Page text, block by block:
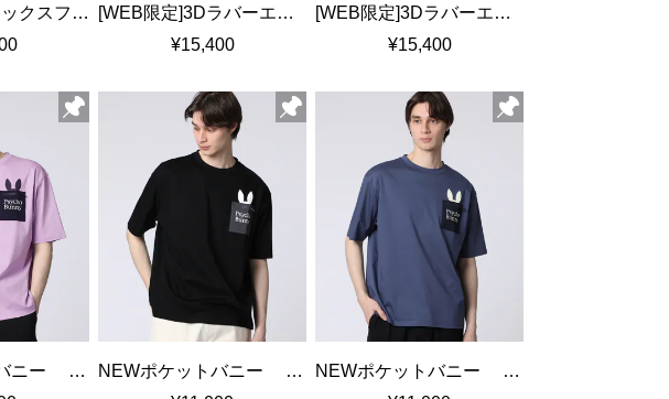
[WEB限定]リラックスフィット ロゴモックネックTシャツ
[WEB限定]3Dラバーエンブレム リラックスフィット7分丈パンツ
¥15,400
[WEB限定]3Dラバーエンブレム リラックスフィット7分丈パンツ
¥15,400
NEWポケットバニー シルケットスムースTシャツ
NEWポケットバニー シルケットスムースTシャツ
NEWポケットバニー シルケットスムースTシャツ